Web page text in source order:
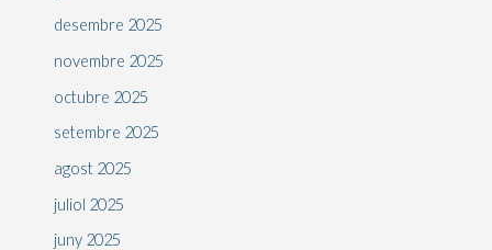
desembre 2025
novembre 2025
octubre 2025
setembre 2025
agost 2025
juliol 2025
juny 2025